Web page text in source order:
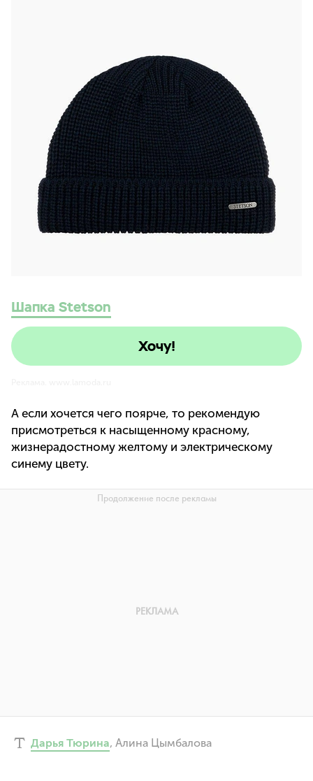
Шапка Stetson
Хочу!
А если хочется чего поярче, то рекомендую
присмотреться к насыщенному красному,
жизнерадостному желтому и электрическому
синему цвету.
Дарья Тюрина, Алина Цымбалова